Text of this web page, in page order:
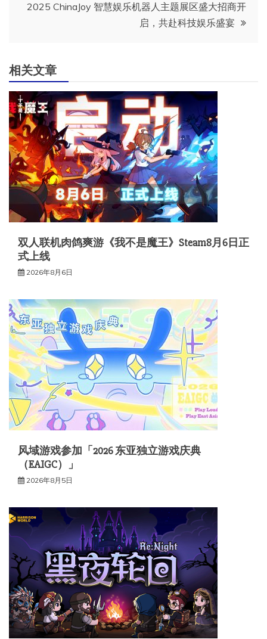
2025 ChinaJoy 智慧娱乐机器人主题展区盛大招商开
启，共赴科技娱乐盛宴
相关文章
双人联机肉鸽爽游《我不是魔王》Steam8月6日正
式上线
2026年8月6日
风域游戏参加「2026 东亚独立游戏庆典
（EAIGC）」
2026年8月5日